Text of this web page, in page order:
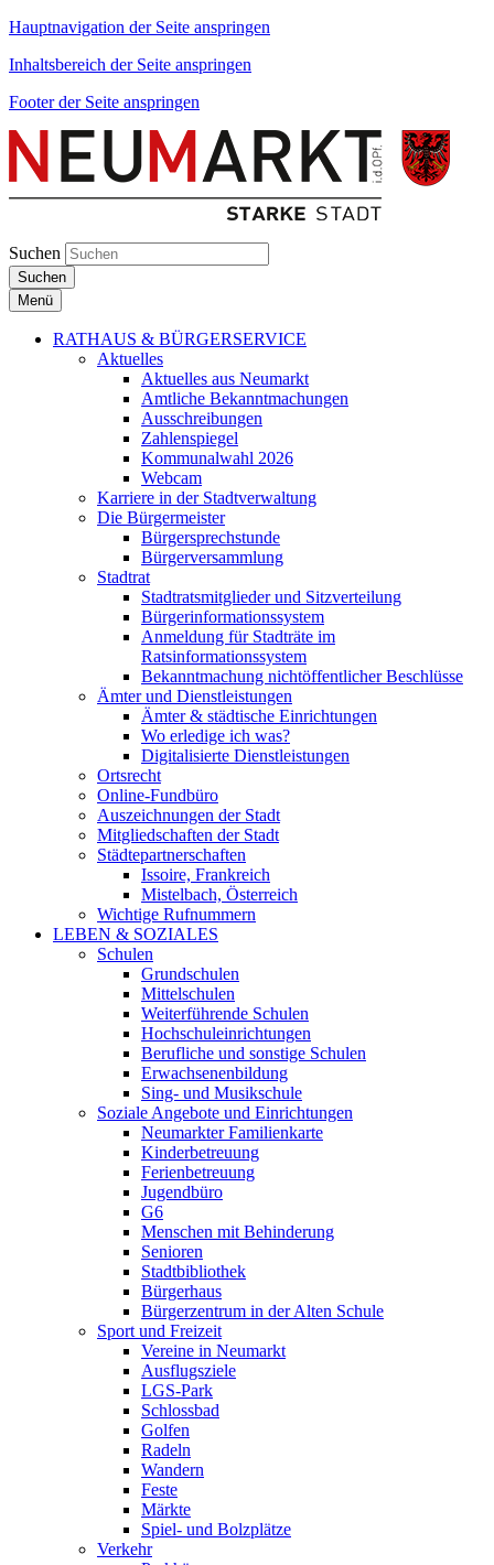
Hauptnavigation der Seite anspringen
Inhaltsbereich der Seite anspringen
Footer der Seite anspringen
Suchen
Suchen
Menü
RATHAUS & BÜRGERSERVICE
Aktuelles
Aktuelles aus Neumarkt
Amtliche Bekanntmachungen
Ausschreibungen
Zahlenspiegel
Kommunalwahl 2026
Webcam
Karriere in der Stadtverwaltung
Die Bürgermeister
Bürgersprechstunde
Bürgerversammlung
Stadtrat
Stadtratsmitglieder und Sitzverteilung
Bürgerinformationssystem
Anmeldung für Stadträte im
Ratsinformationssystem
Bekanntmachung nichtöffentlicher Beschlüsse
Ämter und Dienstleistungen
Ämter & städtische Einrichtungen
Wo erledige ich was?
Digitalisierte Dienstleistungen
Ortsrecht
Online-Fundbüro
Auszeichnungen der Stadt
Mitgliedschaften der Stadt
Städtepartnerschaften
Issoire, Frankreich
Mistelbach, Österreich
Wichtige Rufnummern
LEBEN & SOZIALES
Schulen
Grundschulen
Mittelschulen
Weiterführende Schulen
Hochschuleinrichtungen
Berufliche und sonstige Schulen
Erwachsenenbildung
Sing- und Musikschule
Soziale Angebote und Einrichtungen
Neumarkter Familienkarte
Kinderbetreuung
Ferienbetreuung
Jugendbüro
G6
Menschen mit Behinderung
Senioren
Stadtbibliothek
Bürgerhaus
Bürgerzentrum in der Alten Schule
Sport und Freizeit
Vereine in Neumarkt
Ausflugsziele
LGS-Park
Schlossbad
Golfen
Radeln
Wandern
Feste
Märkte
Spiel- und Bolzplätze
Verkehr